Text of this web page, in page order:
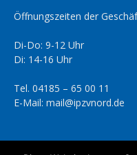
Öffnungszeiten der
Di-Do: 9-12 Uhr
Di: 14-16 Uhr
Tel. 04185 – 65 00 11
E-Mail: mail@ipzvnord.de